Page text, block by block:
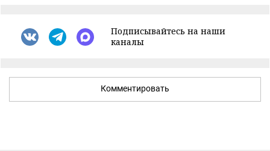
Подписывайтесь на наши
каналы
Комментировать